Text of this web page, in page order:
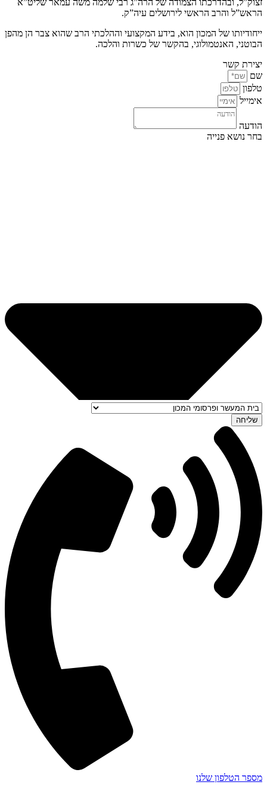
הראש”ל והרב הראשי לירושלים עיה”ק.
ייחודיותו של המכון הוא, בידע המקצועי וההלכתי הרב שהוא צבר הן מהפן
הבוטני, האנטמולוגי, בהקשר של כשרות והלכה.
יצירת קשר
שם
טלפון
אימייל
הודעה
בחר נושא פנייה
שליחה
מספר הטלפון שלנו